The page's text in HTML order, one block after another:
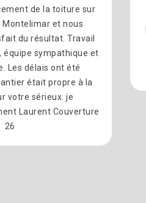
de la toiture sur
et nous
du résultat. Travail
équipe sympathique et
Les délais ont été
était propre à la
votre sérieux. je
Laurent Couverture
26